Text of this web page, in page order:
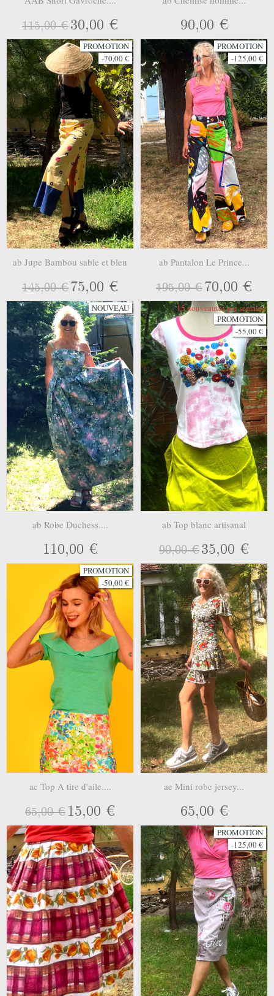
115,00 €30,00 € 90,00 €
PROMOTION
-70,00 €
ab Jupe Bambou sable et bleu
145,00 €75,00 €
PROMOTION
-125,00 €
ab Pantalon Le Prince...
195,00 €70,00 €
NOUVEAU
ab Robe Duchess....
110,00 €
15 nouveautés par semaine
PROMOTION
-55,00 €
ab Top blanc artisanal
90,00 €35,00 €
PROMOTION
-50,00 €
ac Top A tire d'aile....
65,00 € 15,00 €
ae Mini robe jersey...
65,00 €
PROMOTION
-125,00 €